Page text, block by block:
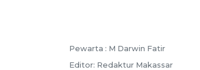
Pewarta : M Darwin Fatir
Editor: Redaktur Makassar